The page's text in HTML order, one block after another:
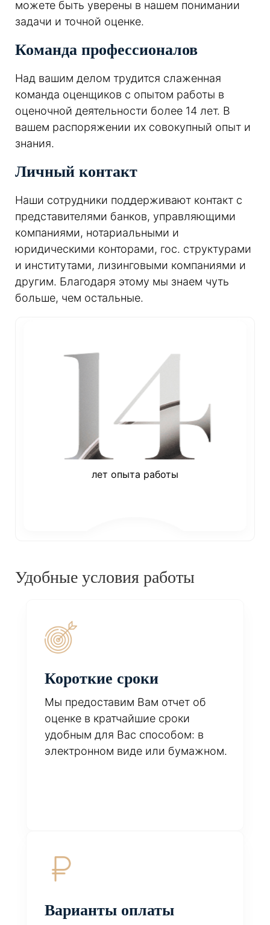
можете быть уверены в нашем понимании
задачи и точной оценке.
Команда профессионалов
Над вашим делом трудится слаженная
команда оценщиков с опытом работы в
оценочной деятельности более 14 лет. В
вашем распоряжении их совокупный опыт и
знания.
Личный контакт
Наши сотрудники поддерживают контакт с
представителями банков, управляющими
компаниями, нотариальными и
юридическими конторами, гос. структурами
и институтами, лизинговыми компаниями и
другим. Благодаря этому мы знаем чуть
больше, чем остальные.
лет опыта работы
Удобные условия работы
Короткие сроки
Мы предоставим Вам отчет об
оценке в кратчайшие сроки
удобным для Вас способом: в
электронном виде или бумажном.
Варианты оплаты